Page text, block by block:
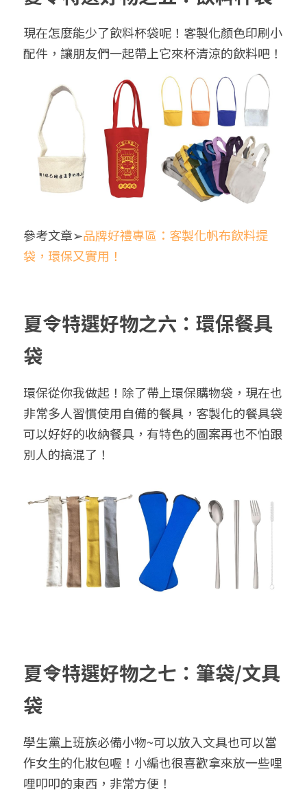
現在怎麼能少了飲料杯袋呢！客製化顏色印刷小
配件，讓朋友們一起帶上它來杯清涼的飲料吧！
參考文章➢品牌好禮專區：客製化帆布飲料提
袋，環保又實用！
夏令特選好物之六：環保餐具
袋
環保從你我做起！除了帶上環保購物袋，現在也
非常多人習慣使用自備的餐具，客製化的餐具袋
可以好好的收納餐具，有特色的圖案再也不怕跟
別人的搞混了！
夏令特選好物之七：筆袋/文具
袋
學生黨上班族必備小物~可以放入文具也可以當
作女生的化妝包喔！小編也很喜歡拿來放一些哩
哩叩叩的東西，非常方便！